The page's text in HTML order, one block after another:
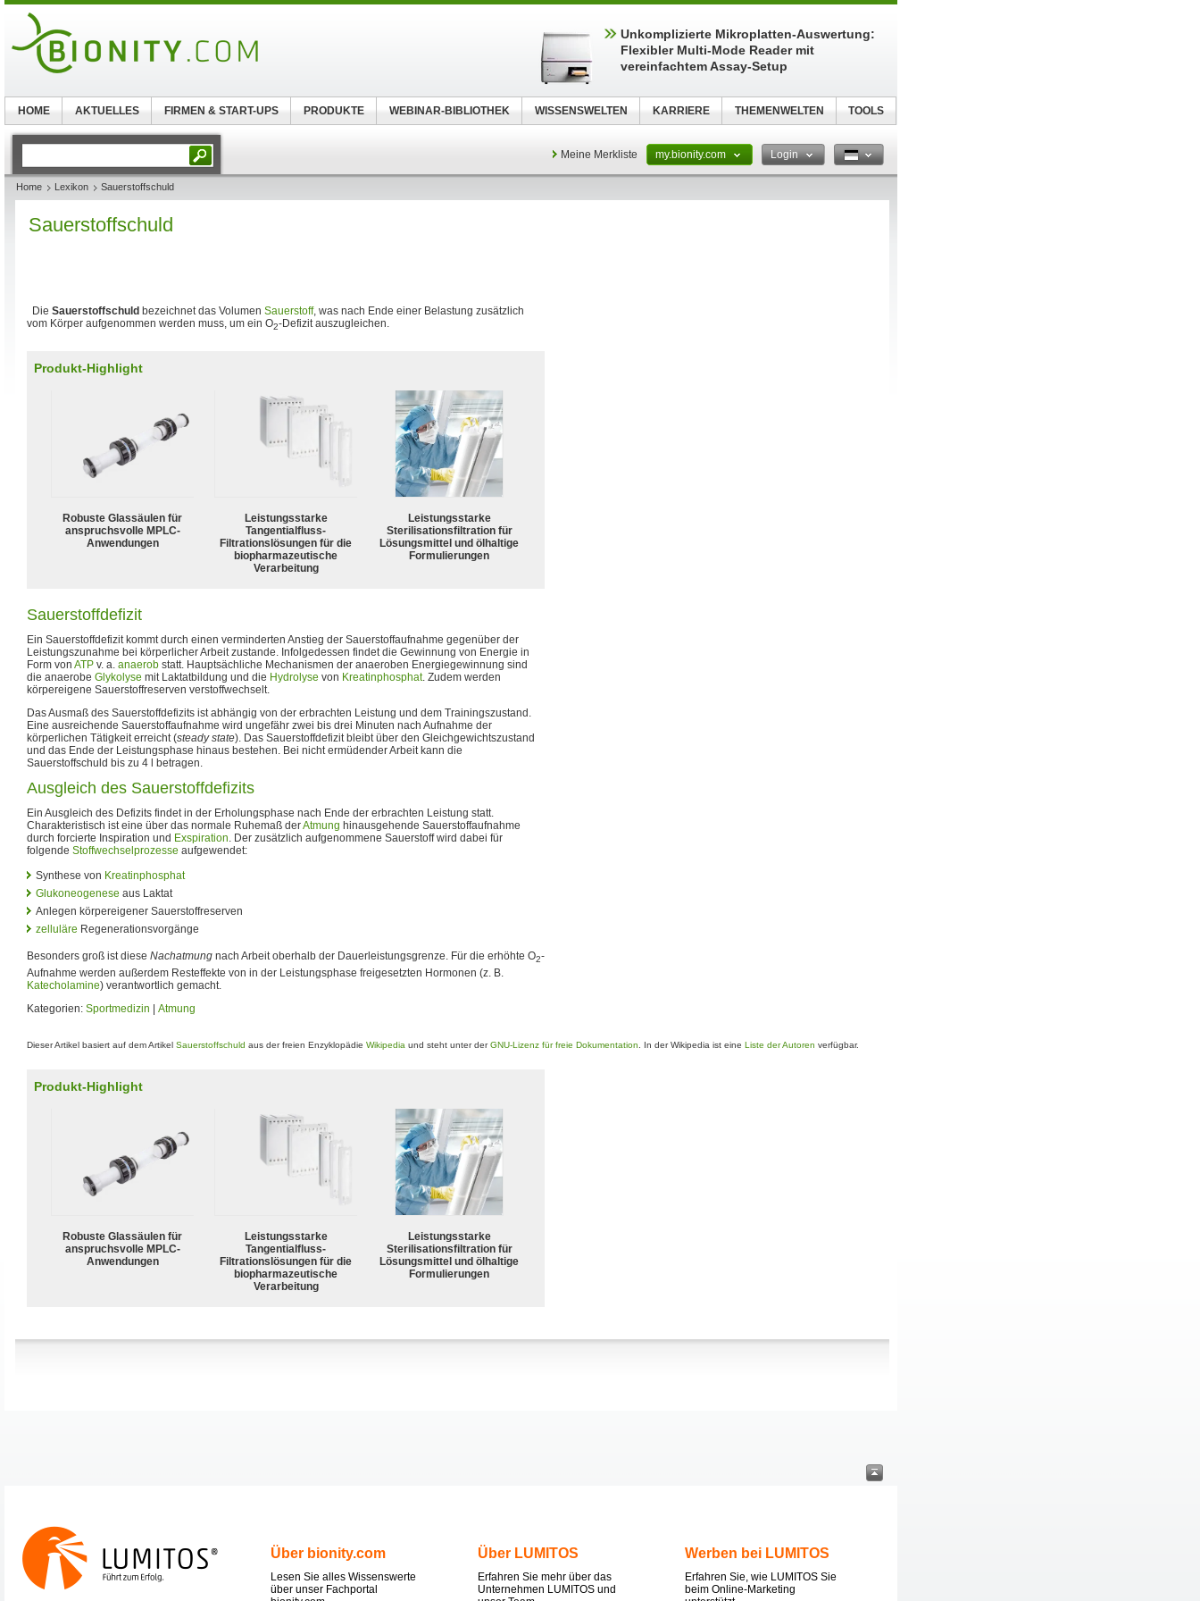
Meine Merkliste my.bionity.com Login
Home Lexikon Sauerstoffschuld
Sauerstoffschuld
Die Sauerstoffschuld bezeichnet das Volumen Sauerstoff, was nach Ende einer Belastung zusätzlich
vom Körper aufgenommen werden muss, um ein O2-Defizit auszugleichen.
Produkt-Highlight
Robuste Glassäulen für
anspruchsvolle MPLC-
Anwendungen
Leistungsstarke
Tangentialfluss-
Filtrationslösungen für die
biopharmazeutische
Verarbeitung
Leistungsstarke
Sterilisationsfiltration für
Lösungsmittel und ölhaltige
Formulierungen
Sauerstoffdefizit
Ein Sauerstoffdefizit kommt durch einen verminderten Anstieg der Sauerstoffaufnahme gegenüber der
Leistungszunahme bei körperlicher Arbeit zustande. Infolgedessen findet die Gewinnung von Energie in
Form von ATP v. a. anaerob statt. Hauptsächliche Mechanismen der anaeroben Energiegewinnung sind
die anaerobe Glykolyse mit Laktatbildung und die Hydrolyse von Kreatinphosphat. Zudem werden
körpereigene Sauerstoffreserven verstoffwechselt.
Das Ausmaß des Sauerstoffdefizits ist abhängig von der erbrachten Leistung und dem Trainingszustand.
Eine ausreichende Sauerstoffaufnahme wird ungefähr zwei bis drei Minuten nach Aufnahme der
körperlichen Tätigkeit erreicht (steady state). Das Sauerstoffdefizit bleibt über den Gleichgewichtszustand
und das Ende der Leistungsphase hinaus bestehen. Bei nicht ermüdender Arbeit kann die
Sauerstoffschuld bis zu 4 l betragen.
Ausgleich des Sauerstoffdefizits
Ein Ausgleich des Defizits findet in der Erholungsphase nach Ende der erbrachten Leistung statt.
Charakteristisch ist eine über das normale Ruhemaß derAtmung hinausgehende Sauerstoffaufnahme
durch forcierte Inspiration und Exspiration. Der zusätzlich aufgenommene Sauerstoff wird dabei für
folgende Stoffwechselprozesse aufgewendet:
Synthese von Kreatinphosphat
Glukoneogenese aus Laktat
Anlegen körpereigener Sauerstoffreserven
zelluläre Regenerationsvorgänge
Besonders groß ist diese Nachatmung nach Arbeit oberhalb der Dauerleistungsgrenze. Für die erhöhte O2-
Aufnahme werden außerdem Resteffekte von in der Leistungsphase freigesetzten Hormonen (z. B.
Katecholamine) verantwortlich gemacht.
Kategorien: Sportmedizin | Atmung
Dieser Artikel basiert auf dem Artikel Sauerstoffschuld aus der freien Enzyklopädie Wikipedia und steht unter derGNU-Lizenz für freie Dokumentation . In der Wikipedia ist eine Liste der Autoren verfügbar.
Produkt-Highlight
Robuste Glassäulen für
anspruchsvolle MPLC-
Anwendungen
Leistungsstarke
Tangentialfluss-
Filtrationslösungen für die
biopharmazeutische
Verarbeitung
Leistungsstarke
Sterilisationsfiltration für
Lösungsmittel und ölhaltige
Formulierungen
Über bionity.com
Lesen Sie alles Wissenswerte
über unser Fachportal
Über LUMITOS
Erfahren Sie mehr über das
Unternehmen LUMITOS und
Werben bei LUMITOS
Erfahren Sie, wie LUMITOS Sie
beim Online-Marketing
Unkomplizierte Mikroplatten-Auswertung:
Flexibler Multi-Mode Reader mit
vereinfachtem Assay-Setup
HOME AKTUELLES FIRMEN & START-UPS PRODUKTE WEBINAR-BIBLIOTHEK WISSENSWELTEN KARRIERE THEMENWELTEN TOOLS